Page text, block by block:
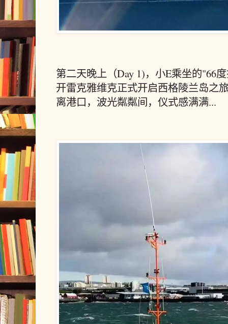
第二天晚上（Day 1)， 小E乘坐的"66
开雷克雅维克正式开启西格陵兰岛之
离港口，波光粼粼间，仪式感满满...